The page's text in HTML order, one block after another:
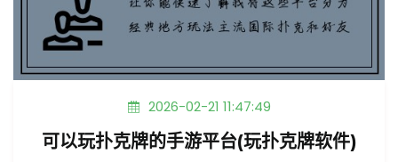
2026-02-21 11:47:49
可以玩扑克牌的手游平台(玩扑克牌软件)